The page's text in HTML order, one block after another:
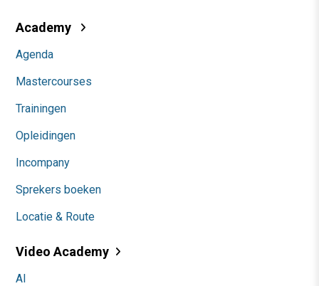
Academy
Agenda
Mastercourses
Trainingen
Opleidingen
Incompany
Sprekers boeken
Locatie & Route
Video Academy
AI